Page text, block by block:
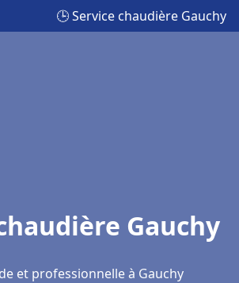
🕒 Service chaudière Gauchy
Gauchy
et professionnelle à Gauchy